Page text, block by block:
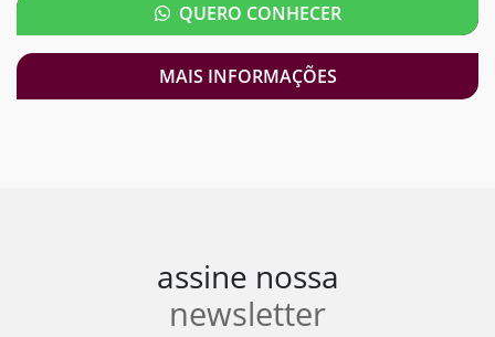
QUERO CONHECER
MAIS INFORMAÇÕES
assine nossa
newsletter